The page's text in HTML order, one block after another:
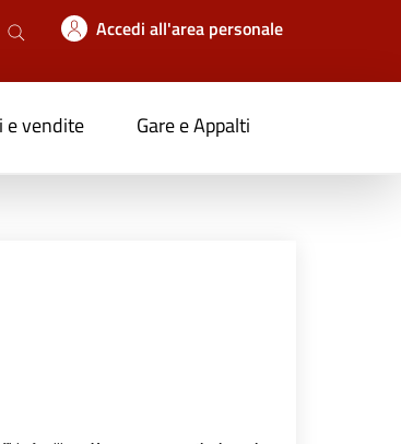
Accedi all'area personale
e vendite Gare e Appalti